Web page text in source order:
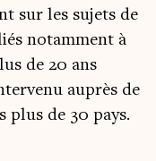
sur les sujets de
notamment à
de 20 ans
auprès de
plus de 30 pays.